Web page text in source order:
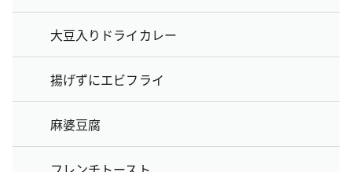
大豆入りドライカレー
揚げずにエビフライ
麻婆豆腐